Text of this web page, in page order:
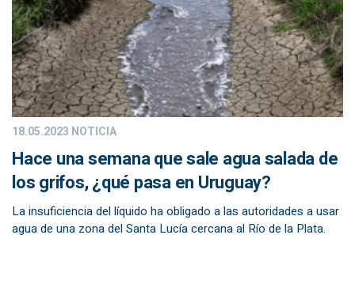
18.05.2023 NOTICIA
Hace una semana que sale agua salada de
los grifos, ¿qué pasa en Uruguay?
La insuficiencia del líquido ha obligado a las autoridades a usar
agua de una zona del Santa Lucía cercana al Río de la Plata.